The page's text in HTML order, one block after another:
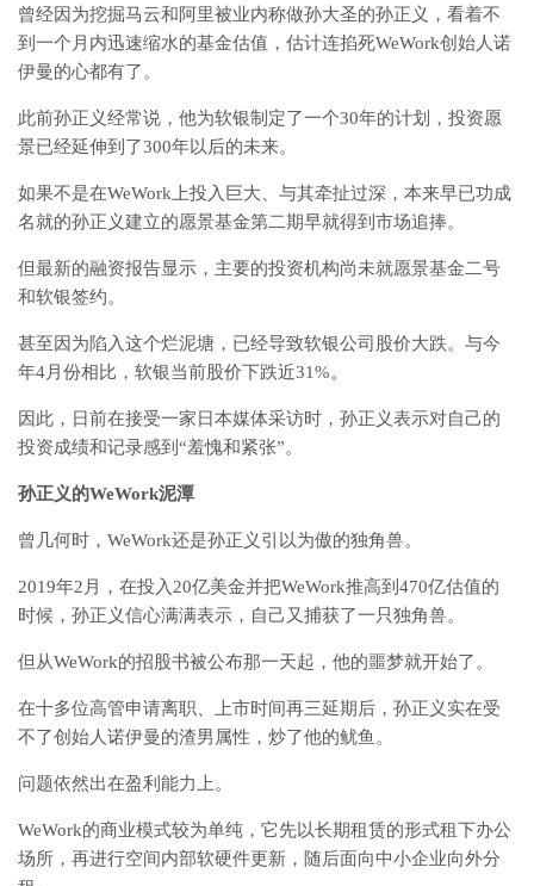
曾经因为挖掘马云和阿里被业内称做孙大圣的孙正义，看着不
到一个月内迅速缩水的基金估值，估计连掐死WeWork创始人诺
伊曼的心都有了。
此前孙正义经常说，他为软银制定了一个30年的计划，投资愿
景已经延伸到了300年以后的未来。
如果不是在WeWork上投入巨大、与其牵扯过深，本来早已功成
名就的孙正义建立的愿景基金第二期早就得到市场追捧。
但最新的融资报告显示，主要的投资机构尚未就愿景基金二号
和软银签约。
甚至因为陷入这个烂泥塘，已经导致软银公司股价大跌。与今
年4月份相比，软银当前股价下跌近31%。
因此，日前在接受一家日本媒体采访时，孙正义表示对自己的
投资成绩和记录感到“羞愧和紧张”。
孙正义的WeWork泥潭
曾几何时，WeWork还是孙正义引以为傲的独角兽。
2019年2月，在投入20亿美金并把WeWork推高到470亿估值的
时候，孙正义信心满满表示，自己又捕获了一只独角兽。
但从WeWork的招股书被公布那一天起，他的噩梦就开始了。
在十多位高管申请离职、上市时间再三延期后，孙正义实在受
不了创始人诺伊曼的渣男属性，炒了他的鱿鱼。
问题依然出在盈利能力上。
WeWork的商业模式较为单纯，它先以长期租赁的形式租下办公
场所，再进行空间内部软硬件更新，随后面向中小企业向外分